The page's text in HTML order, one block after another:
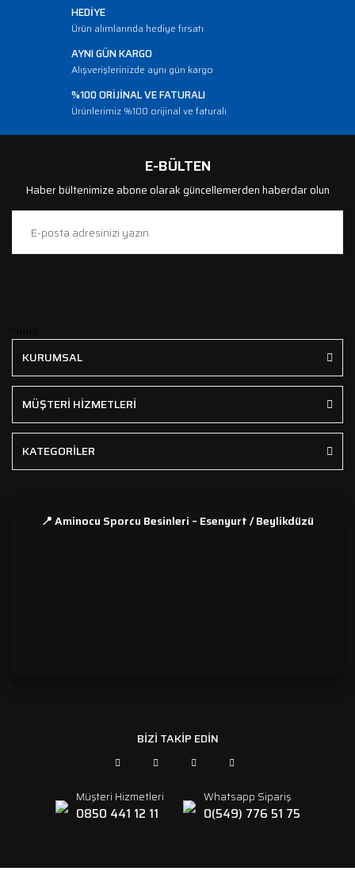
HEDİYE
Ürün alımlarında hediye fırsatı
AYNI GÜN KARGO
Alışverişlerinizde aynı gün kargo
%100 ORİJİNAL VE FATURALI
Ürünlerimiz %100 orijinal ve faturalı
E-BÜLTEN
Haber bültenimize abone olarak güncellemerden haberdar olun
KURUMSAL
MÜŞTERİ HİZMETLERİ
KATEGORİLER
📍 Aminocu Sporcu Besinleri – Esenyurt / Beylikdüzü
BİZİ TAKİP EDİN
Müşteri Hizmetleri
0850 441 12 11
Whatsapp Sipariş
0(549) 776 51 75